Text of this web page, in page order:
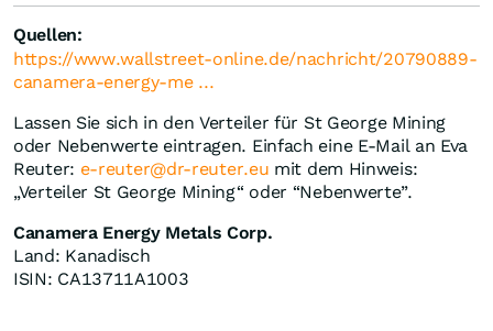
Quellen:
https://www.wallstreet-online.de/nachricht/20790889-
canamera-energy-me ...
Lassen Sie sich in den Verteiler für St George Mining
oder Nebenwerte eintragen. Einfach eine E-Mail an Eva
Reuter: e-reuter@dr-reuter.eu mit dem Hinweis:
„Verteiler St George Mining“ oder “Nebenwerte”.
Canamera Energy Metals Corp.
Land: Kanadisch
ISIN: CA13711A1003